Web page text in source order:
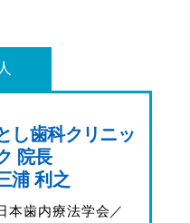
し歯科クリニッ
院長
浦 利之
本歯内療法学会／